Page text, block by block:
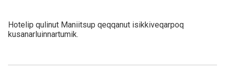
Hotelip qulinut Maniitsup qeqqanut isikkiveqarpoq
kusanarluinnartumik.